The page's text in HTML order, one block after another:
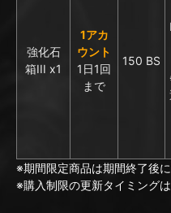
強化石
箱III x1
1アカ
ウント
1日1回
まで
150 BS
※期間限定商品は期間終了後
※購入制限の更新タイミング